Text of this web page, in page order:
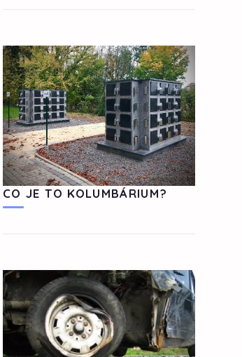
CO JE TO KOLUMBÁRIUM?